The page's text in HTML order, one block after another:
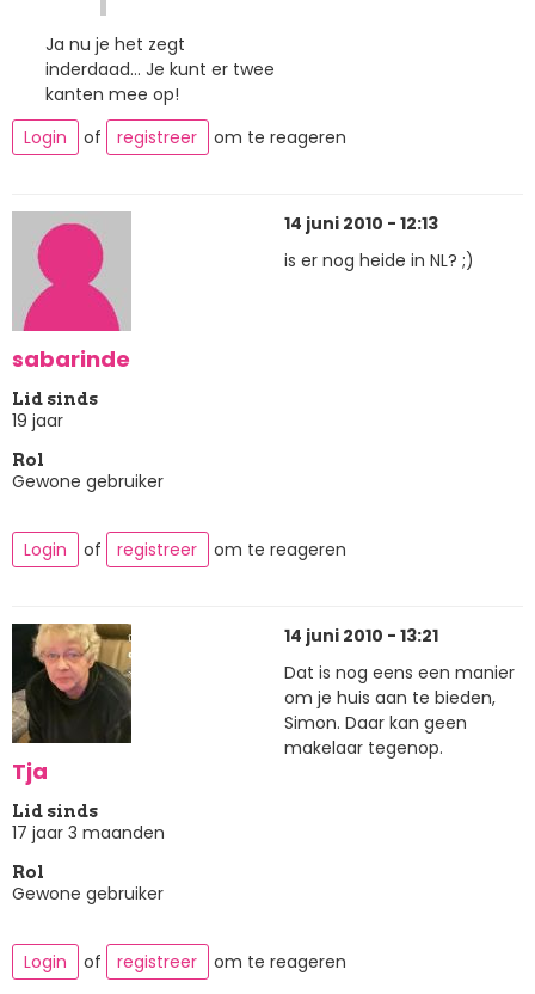
Ja nu je het zegt
inderdaad... Je kunt er twee
kanten mee op!
Login
of registreer om te reageren
sabarinde
Lid sinds
19 jaar
Rol
Gewone gebruiker
14 juni 2010 - 12:13
is er nog heide in NL? ;)
Login of registreer om te reageren
Tja
Lid sinds
17 jaar 3 maanden
Rol
Gewone gebruiker
14 juni 2010 - 13:21
Dat is nog eens een manier
om je huis aan te bieden,
Simon. Daar kan geen
makelaar tegenop.
Login of registreer om te reageren